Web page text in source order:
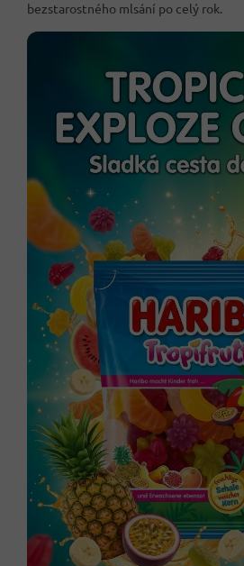
bezstarostného mlsání po celý rok.